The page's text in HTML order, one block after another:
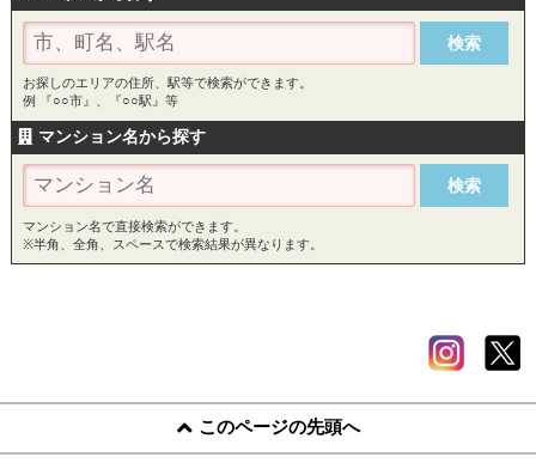
お探しのエリアの住所、駅等で検索ができます。
例 『○○市』、『○○駅』等
マンション名から探す
マンション名で直接検索ができます。
※半角、全角、スペースで検索結果が異なります。
このページの先頭へ